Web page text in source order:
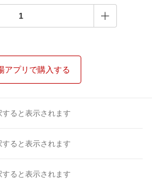
アプリで購入する
ると表示されます
ると表示されます
ると表示されます